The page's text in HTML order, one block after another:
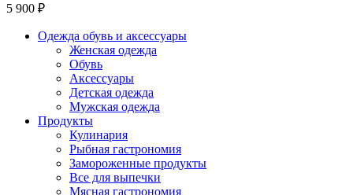
5 900 ₽
Одежда обувь и аксессуары
Женская одежда
Обувь
Аксессуары
Детская одежда
Мужская одежда
Продукты
Кулинария
Рыбная гастрономия
Замороженные продукты
Все для выпечки
Мясная гастрономия